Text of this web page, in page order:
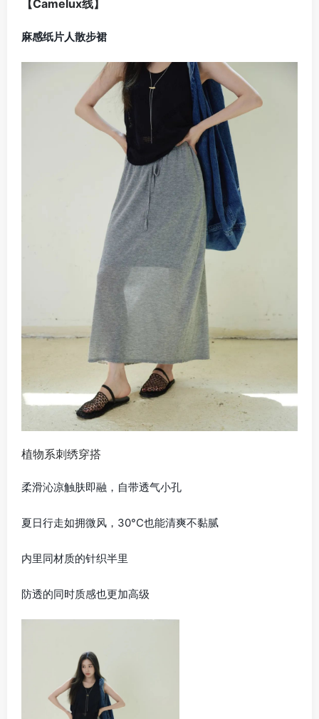
【Camelux线】
麻感纸片人散步裙
植物系刺绣穿搭
柔滑沁凉触肤即融，自带透气小孔
夏日行走如拥微风，30°C也能清爽不黏腻
内里同材质的针织半里
防透的同时质感也更加高级